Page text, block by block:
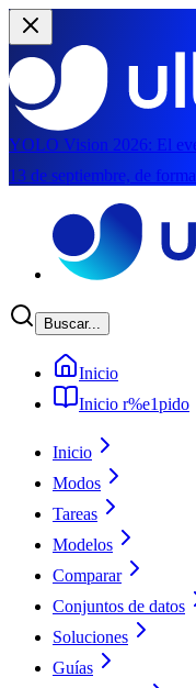
YOLO Vision 2026: El
13 de septiembre, de
Buscar...
Inicio
Inicio r%e1pido
Inicio
Modos
Tareas
Modelos
Comparar
Conjuntos de datos
Soluciones
Guías